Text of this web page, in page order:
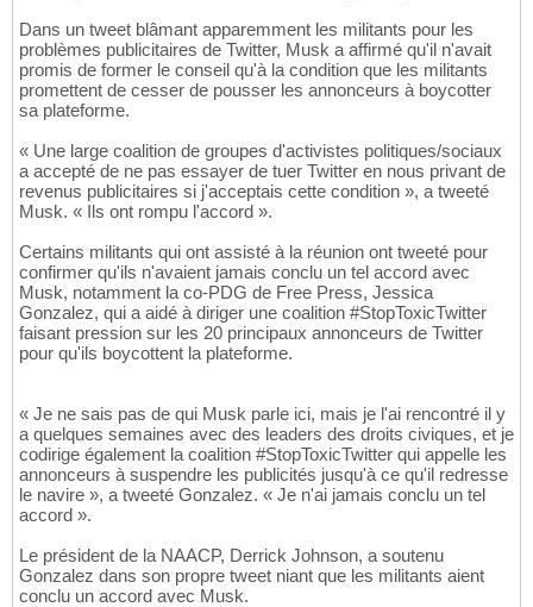
Dans un tweet blâmant apparemment les militants pour les
problèmes publicitaires de Twitter, Musk a affirmé qu'il n'avait
promis de former le conseil qu'à la condition que les militants
promettent de cesser de pousser les annonceurs à boycotter
sa plateforme.
« Une large coalition de groupes d'activistes politiques/sociaux
a accepté de ne pas essayer de tuer Twitter en nous privant de
revenus publicitaires si j'acceptais cette condition », a tweeté
Musk. « Ils ont rompu l'accord ».
Certains militants qui ont assisté à la réunion ont tweeté pour
confirmer qu'ils n'avaient jamais conclu un tel accord avec
Musk, notamment la co-PDG de Free Press, Jessica
Gonzalez, qui a aidé à diriger une coalition #StopToxicTwitter
faisant pression sur les 20 principaux annonceurs de Twitter
pour qu'ils boycottent la plateforme.
« Je ne sais pas de qui Musk parle ici, mais je l'ai rencontré il y
a quelques semaines avec des leaders des droits civiques, et je
codirige également la coalition #StopToxicTwitter qui appelle les
annonceurs à suspendre les publicités jusqu'à ce qu'il redresse
le navire », a tweeté Gonzalez. « Je n'ai jamais conclu un tel
accord ».
Le président de la NAACP, Derrick Johnson, a soutenu
Gonzalez dans son propre tweet niant que les militants aient
conclu un accord avec Musk.